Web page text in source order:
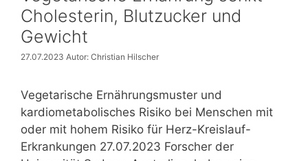
Cholesterin, Blutzucker und
Gewicht
27.07.2023 Autor: Christian Hilscher
Vegetarische Ernährungsmuster und
kardiometabolisches Risiko bei Menschen mit
oder mit hohem Risiko für Herz-Kreislauf-
Erkrankungen 27.07.2023 Forscher der